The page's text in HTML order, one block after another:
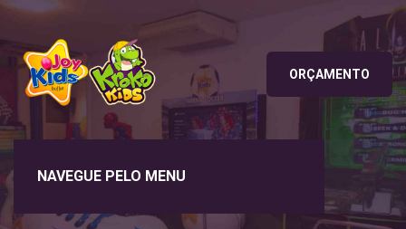
ORÇAMENTO